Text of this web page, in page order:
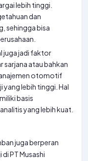
lebih tinggi.
dan
sehingga bisa
juga jadi faktor
sarjana atau bahkan
otomotif
yang lebih tinggi. Hal
basis
yang lebih kuat.
juga berperan
PT Musashi